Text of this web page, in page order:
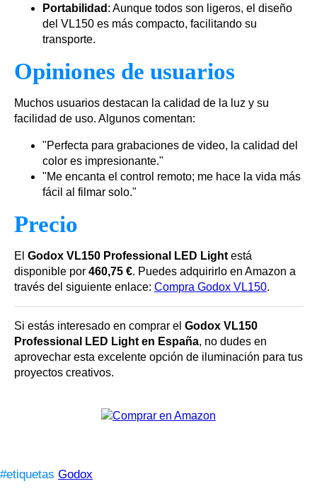
Portabilidad : Aunque todos son ligeros, el diseño
del VL150 es más compacto, facilitando su
transporte.
Opiniones de usuarios
Muchos usuarios destacan la calidad de la luz y su
facilidad de uso. Algunos comentan:
"Perfecta para grabaciones de video, la calidad del
color es impresionante."
"Me encanta el control remoto; me hace la vida más
fácil al filmar solo."
Precio
El Godox VL150 Professional LED Lightestá
disponible por 460,75 €. Puedes adquirirlo en Amazon a
través del siguiente enlace: Compra Godox VL150.
Si estás interesado en comprar el Godox VL150
Professional LED Light en España, no dudes en
aprovechar esta excelente opción de iluminación para tus
proyectos creativos.
#etiquetas Godox